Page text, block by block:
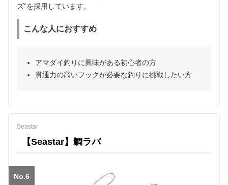
ズ”を採用しています。
こんな人におすすめ
アマダイ釣りに興味がある初心者の方
貫通力の高いフックが必要な釣りに挑戦したい方
Seastar
【Seastar】鯛ラバ
No.6